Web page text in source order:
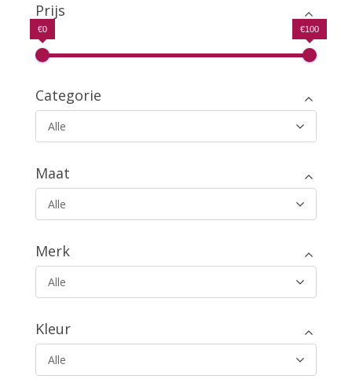
Prijs
€0 €100
Categorie
Alle
Maat
Alle
Merk
Alle
Kleur
Alle